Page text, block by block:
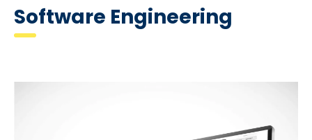
Software Engineering